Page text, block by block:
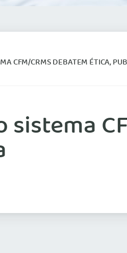
CRMS DEBATEM ÉTICA,
sistema